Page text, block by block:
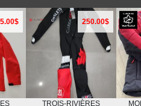
250.00$
TROIS-RIVIÈRES